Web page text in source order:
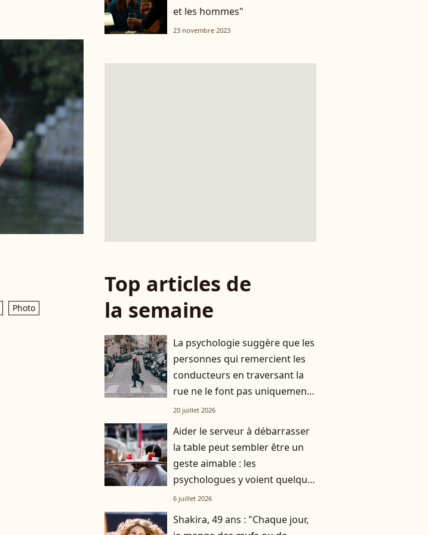
Photo
et les hommes"
23 novembre 2023
Top articles de
la semaine
La psychologie suggère que les
personnes qui remercient les
conducteurs en traversant la
rue ne le font pas uniquement
par gratitude
20 juillet 2026
Aider le serveur à débarrasser
la table peut sembler être un
geste aimable : les
psychologues y voient quelque
chose de bien plus profond.
6 juillet 2026
Shakira, 49 ans : "Chaque jour,